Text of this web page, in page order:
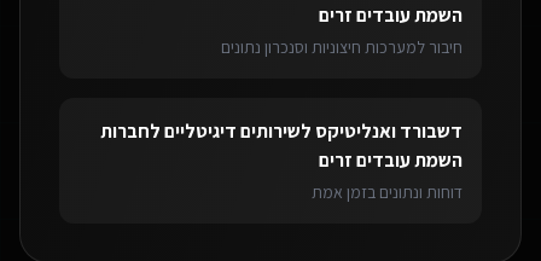
השמת עובדים זרים
חיבור למערכות חיצוניות וסנכרון נתונים
דשבורד ואנליטיקס לשירותים דיגיטליים לחברות
השמת עובדים זרים
דוחות ונתונים בזמן אמת